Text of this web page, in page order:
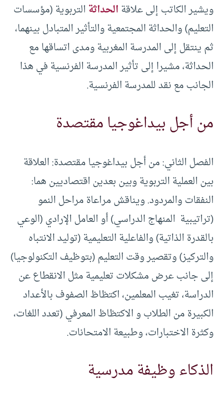
ويشير الكاتب إلى علاقةالحداثةالتربوية (مؤسسات
التعليم) والحداثة المجتمعية والتأثير المتبادل بينهما،
ثم ينتقل إلى المدرسة المغربية ومدى اتساقها مع
الحداثة، مشيرا إلى تأثير المدرسة الفرنسية في هذا
الجانب مع نقد للمدرسة الفرنسية.
من أجل بيداغوجيا مقتصدة
الفصل الثاني: من أجل بيداغوجيا مقتصدة: العلاقة
بين العملية التربوية وبين بعدين اقتصاديين هما:
النفقات والمردود. ويناقش مراعاة مراحل النمو
(تراتيبية المنهاج الدراسي) أو العامل الإرادي (الوعي
بالقدرة الذاتية) والفاعلية التعليمية (توليد الانتباه
والتركيز) وتقصير وقت التعليم (بتوظيف التكنولوجيا)
إلى جانب عرض مشكلات تعليمية مثل الانقطاع عن
الدراسة، تغيب المعلمين، اكتظاظ الصفوف بالأعداد
الكبيرة من الطلاب و الاكتظاظ المعرفي (تعدد اللغات،
وكثرة الاختبارات، وطبيعة الامتحانات.
الذكاء وظيفة مدرسية